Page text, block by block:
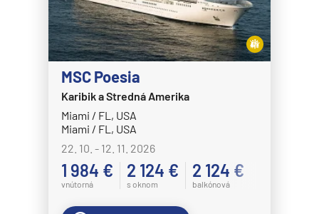
MSC Poesia
Karibik a Stredná Amerika
Miami / FL, USA
Miami / FL, USA
22. 10. - 12. 11. 2026
1 984 €
vnútorná
2 124 €
s oknom
2 124 €
balkónová